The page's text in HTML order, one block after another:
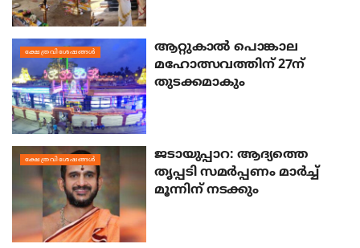
ക്ഷേത്രവിശേഷങ്ങള്‍
ആറ്റുകാല്‍ പൊങ്കാല
മഹോത്സവത്തിന് 27ന്
തുടക്കമാകും
ക്ഷേത്രവിശേഷങ്ങള്‍
ജടായുപ്പാറ: ആദ്യത്തെ
തൃപ്പടി സമര്‍പ്പണം മാര്‍ച്ച്
മൂന്നിന് നടക്കും